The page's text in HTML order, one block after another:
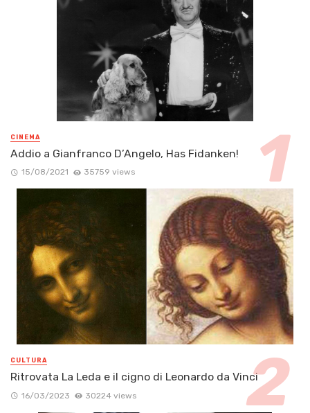
CINEMA
Addio a Gianfranco D’Angelo, Has Fidanken!
15/08/2021 35759 views
CULTURA
Ritrovata La Leda e il cigno di Leonardo da Vinci
16/03/2023 30224 views